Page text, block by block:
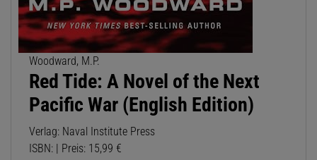
Woodward, M.P.
Red Tide: A Novel of the Next
Pacific War (English Edition)
Verlag: Naval Institute Press
ISBN: | Preis: 15,99 €